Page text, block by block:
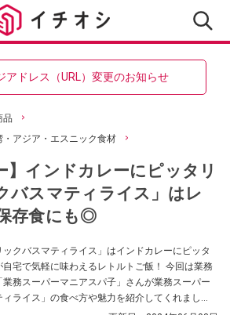
アドレス（URL）変更のお知らせ
品
アジア・エスニック食材
】インドカレーにピッタリ
バスマティライス」はレ
存食にも◎
クバスマティライス」はインドカレーにピッタ
宅で気軽に味わえるレトルトご飯！ 今回は業務
務スーパーマニアスパ子」さんが業務スーパー
ライス」の食べ方や魅力を紹介してくれまし